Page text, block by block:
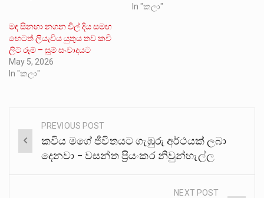
In "කලා"
මඳ සිනහා නගන විල් දිය සමඟ
හෙටත් ලියැවිය යුතුය තව කවි
ලිට් රූම් – සූම් සංවාදයට
May 5, 2026
In "කලා"
Post
navigation
PREVIOUS POST
කවිය මගේ ජීවිතයට ගැඹුරු අර්ථයක් ලබා
දෙනවා – වසන්ත ප්‍රියංකර නිවුන්හැල්ල
NEXT POST